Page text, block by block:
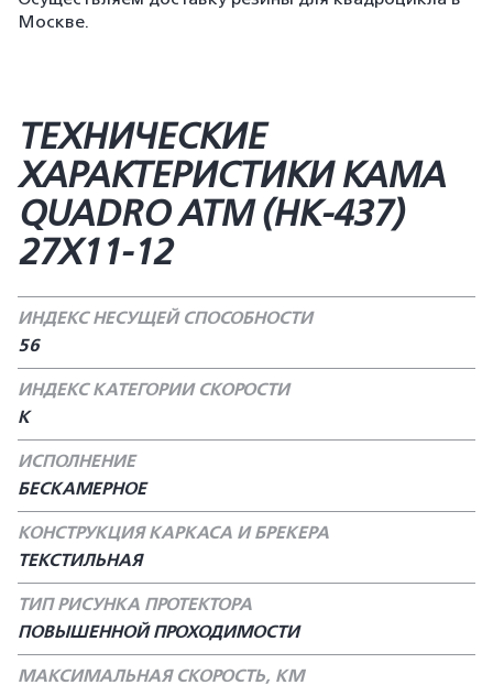
Москве.
ТЕХНИЧЕСКИЕ
ХАРАКТЕРИСТИКИ КАМА
QUADRO ATM (HK-437)
27X11-12
ИНДЕКС НЕСУЩЕЙ СПОСОБНОСТИ
56
ИНДЕКС КАТЕГОРИИ СКОРОСТИ
K
ИСПОЛНЕНИЕ
БЕСКАМЕРНОЕ
КОНСТРУКЦИЯ КАРКАСА И БРЕКЕРА
ТЕКСТИЛЬНАЯ
ТИП РИСУНКА ПРОТЕКТОРА
ПОВЫШЕННОЙ ПРОХОДИМОСТИ
МАКСИМАЛЬНАЯ СКОРОСТЬ, КМ